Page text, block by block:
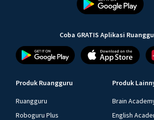
Coba GRATIS Aplikasi
Produk Ruangguru
Ruangguru
Roboguru Plus
Produk
Brain
English